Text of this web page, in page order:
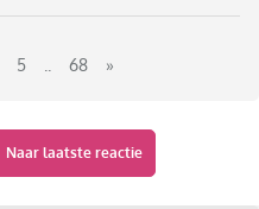
5 68 »
Naar laatste reactie